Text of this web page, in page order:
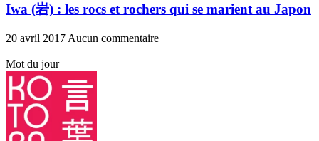
Iwa (岩) : les rocs et rochers qui se marient au Japon
20 avril 2017 Aucun commentaire
Mot du jour